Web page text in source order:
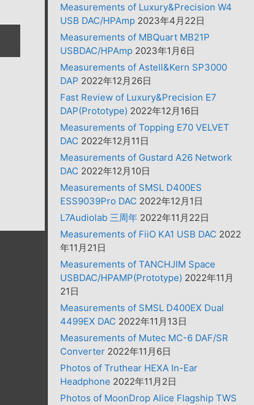
Measurements of Luxury&Precision W4
USB DAC/HPAmp 2023年4月22日
Measurements of MBQuart MB21P
USBDAC/HPAmp 2023年1月6日
Measurements of Astell&Kern SP3000
DAP 2022年12月26日
Fast Review of Luxury&Precision E7
DAP(Prototype) 2022年12月16日
Measurements of Topping E70 VELVET
DAC 2022年12月11日
Measurements of Gustard A26 Network
DAC 2022年12月10日
Measurements of SMSL D400ES
ESS9039Pro DAC 2022年12月1日
L7Audiolab 三周年 2022年11月22日
Measurements of FiiO KA1 USB DAC 2022
年11月21日
Measurements of TANCHJIM Space
USBDAC/HPAMP(Prototype) 2022年11月
21日
Measurements of SMSL D400EX Dual
4499EX DAC 2022年11月13日
Measurements of Mutec MC-6 DAF/SR
Converter 2022年11月6日
Photos of Truthear HEXA In-Ear
Headphone 2022年11月2日
Photos of MoonDrop Alice Flagship TWS